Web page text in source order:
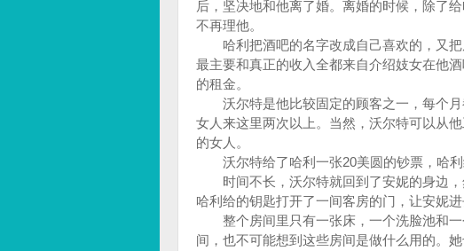
后，坚决地和他离了婚。离婚的时候，除了
不再理他。
哈利把酒吧的名字改成自己喜欢的，又把
最主要和真正的收入全都来自介绍妓女在他
的租金。
沃尔特是他比较固定的顾客之一，每个月
女人来这里两次以上。当然，沃尔特可以从
的女人。
沃尔特给了哈利一张20美圆的钞票，哈利
时间不长，沃尔特就回到了安妮的身边，
哈利给的钥匙打开了一间客房的门，让安妮进
整个房间里只有一张床，一个洗脸池和一
间，也不可能想到这些房间是做什么用的。